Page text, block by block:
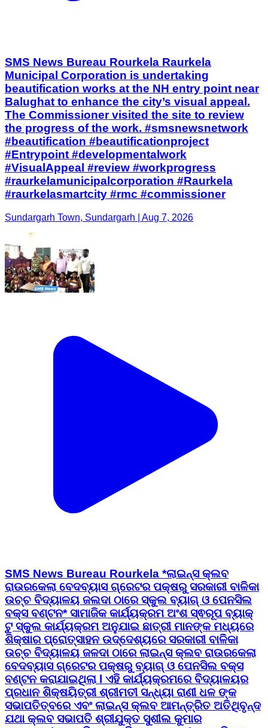
SMS News Bureau Rourkela Raurkela
Municipal Corporation is undertaking
beautification works at the NH entry point near
Balughat to enhance the city’s visual appeal.
The Commissioner visited the site to review
the progress of the work. #smsnewsnetwork
#beautification #beautificationproject
#Entrypoint #developmentalwork
#VisualAppeal #review #workprogress
#raurkelamunicipalcorporation #Raurkela
#raurkelasmartcity #rmc #commissioner
Sundargarh Town, Sundargarh | Aug 7, 2026
SMS News Bureau Rourkela *ଲାଇନ୍ସ କ୍ଲବ
ରାଉରକେଲା ବେଦବ୍ୟାସ ଗ୍ରେଟର ପକ୍ଷରୁ ସରକାରୀ ବାଳିକା
ଉଚ୍ଚ ବିଦ୍ୟାଳୟ ଜଲଦା ଠାରେ ସ୍କୁଲ ବ୍ୟାଗ୍ ଓ ପେନସିଲ
ବକ୍ସ ବଣ୍ଟନ* ସାମାଜିକ କାର୍ଯ୍ୟକ୍ରମ ଅଂଶ ସ୍ଵରୂପ ବ୍ୟାକ୍
ଟୁ ସ୍କୁଲ କାର୍ଯ୍ୟକ୍ରମ ଅନୁଯାଇ ଛାତ୍ରୀ ମାନଙ୍କ ମଧ୍ୟରେ
ଶିକ୍ଷାର ପ୍ରୋତ୍ସାହନ ଉଦ୍ଦେଶ୍ୟରେ ସରକାରୀ ବାଳିକା
ଉଚ୍ଚ ବିଦ୍ୟାଳୟ ଜଳଦା ଠାରେ ଲାଇନ୍ସ କ୍ଲବ ରାଉରକେଲା
ବେଦବ୍ୟାସ ଗ୍ରେଟର ପକ୍ଷରୁ ବ୍ୟାଗ୍ ଓ ପେନସିଲ ବକ୍ସ
ବଣ୍ଟନ କରାଯାଇଥିଲା l ଏହି କାର୍ଯ୍ୟକ୍ରମରେ ବିଦ୍ୟାଳୟର
ପ୍ରଧାନ ଶିକ୍ଷୟିତ୍ରୀ ଶ୍ରୀମତୀ ସନ୍ଧ୍ୟା ରାଣୀ ଧଳ ଙ୍କ
ସଭାପତିତ୍ବରେ ଏବଂ ଲାଇନ୍ସ କ୍ଲବ ଆମନ୍ତ୍ରିତ ଅତିଥିବୃନ୍ଦ
ଯଥା କ୍ଲବ ସଭାପତି ଶ୍ରୀଯୁକ୍ତ ସୁଶୀଲ କୁମାର